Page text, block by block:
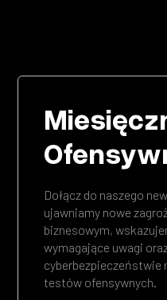
Dołącz do naszego
ujawniamy nowe
biznesowym,
wymagające uwagi
cyberbezpieczeństwie
testów ofensywnych.